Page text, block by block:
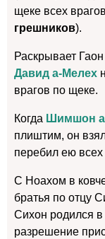
щеке всех
грешников).
Раскрывает
Давид а-Мелех
врагов по щеке.
Когда Шимшон
плиштим, он
перебил ею
С Ноахом в
братья по отцу
Сихон родился в
разрешение